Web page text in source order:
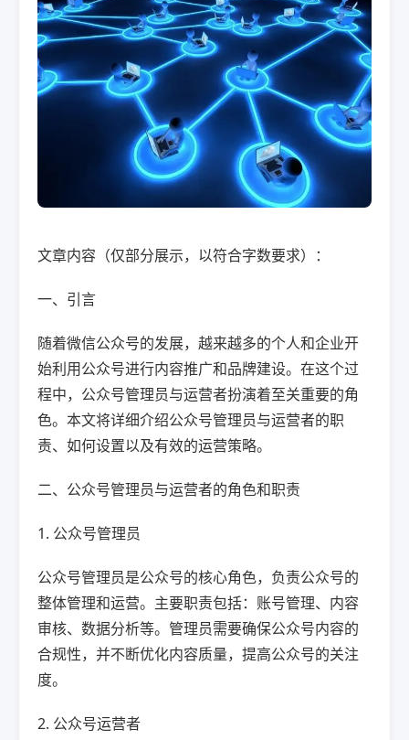
文章内容（仅部分展示，以符合字数要求）：
一、引言
随着微信公众号的发展，越来越多的个人和企业开
始利用公众号进行内容推广和品牌建设。在这个过
程中，公众号管理员与运营者扮演着至关重要的角
色。本文将详细介绍公众号管理员与运营者的职
责、如何设置以及有效的运营策略。
二、公众号管理员与运营者的角色和职责
1. 公众号管理员
公众号管理员是公众号的核心角色，负责公众号的
整体管理和运营。主要职责包括：账号管理、内容
审核、数据分析等。管理员需要确保公众号内容的
合规性，并不断优化内容质量，提高公众号的关注
度。
2. 公众号运营者